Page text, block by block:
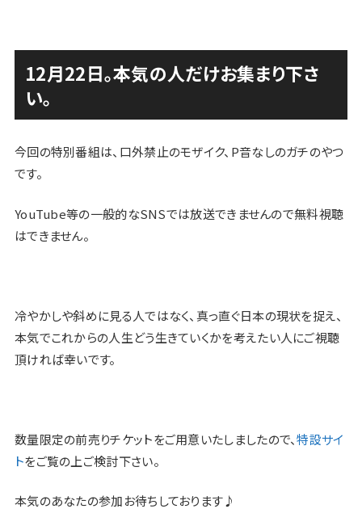
12月22日。本気の人だけお集まり下さ
い。
今回の特別番組は、口外禁止のモザイク、P音なしのガチのやつ
です。
YouTube等の一般的なSNSでは放送できませんので無料視聴
はできません。
冷やかしや斜めに見る人ではなく、真っ直ぐ日本の現状を捉え、
本気でこれからの人生どう生きていくかを考えたい人にご視聴
頂ければ幸いです。
数量限定の前売りチケットをご用意いたしましたので、特設サイ
トをご覧の上ご検討下さい。
本気のあなたの参加お待ちしております♪